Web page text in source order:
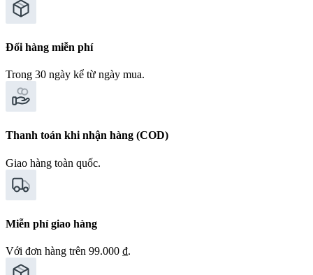
Đổi hàng miễn phí
Trong 30 ngày kể từ ngày mua.
Thanh toán khi nhận hàng (COD)
Giao hàng toàn quốc.
Miễn phí giao hàng
Với đơn hàng trên 99.000 ₫.